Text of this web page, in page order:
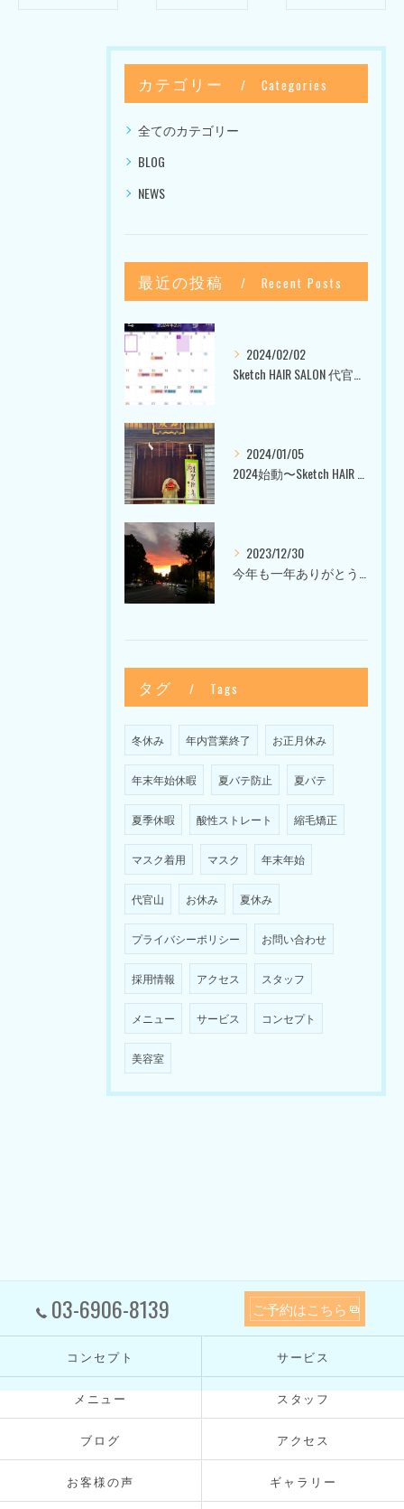
カテゴリー Categories
全てのカテゴリー
BLOG
NEWS
最近の投稿 Recent Posts
2024/02/02
2024/01/05
2023/12/30
タグ Tags
冬休み 年内営業終了 お正月休み
年末年始休暇 夏バテ防止 夏バテ
夏季休暇 酸性ストレート 縮毛矯正
マスク着用 マスク 年末年始
代官山 お休み 夏休み
プライバシーポリシー お問い合わせ
採用情報 アクセス スタッフ
メニュー サービス コンセプト
美容室
03-6906-8139 ご予約はこちら
コンセプト サービス
メニュー スタッフ
ブログ アクセス
お客様の声 ギャラリー